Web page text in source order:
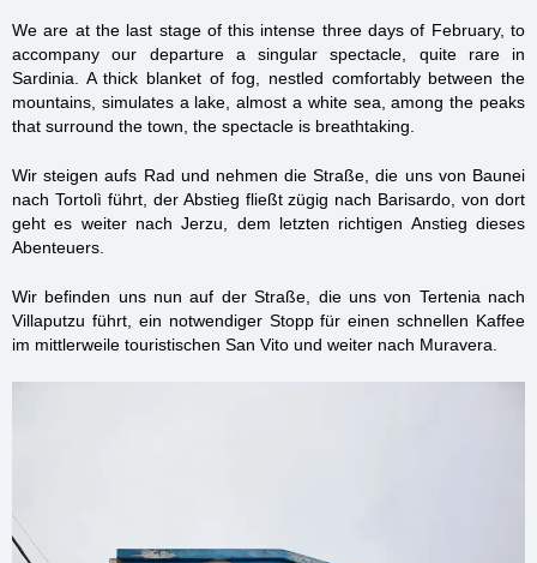
We are at the last stage of this intense three days of February, to
accompany our departure a singular spectacle, quite rare in
Sardinia. A thick blanket of fog, nestled comfortably between the
mountains, simulates a lake, almost a white sea, among the peaks
that surround the town, the spectacle is breathtaking.
Wir steigen aufs Rad und nehmen die Straße, die uns von Baunei
nach Tortolì führt, der Abstieg fließt zügig nach Barisardo, von dort
geht es weiter nach Jerzu, dem letzten richtigen Anstieg dieses
Abenteuers.
Wir befinden uns nun auf der Straße, die uns von Tertenia nach
Villaputzu führt, ein notwendiger Stopp für einen schnellen Kaffee
im mittlerweile touristischen San Vito und weiter nach Muravera.